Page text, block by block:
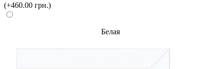
(+460.00 грн.)
Белая